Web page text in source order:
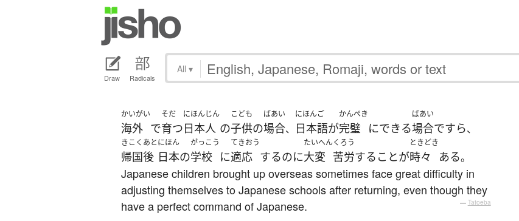
Draw Radicals
All ▾
かいがい
海外 で
そだ
育つ
にほんじん
日本人 の
こども
子供の
ばあい
場合、
にほんご
日本語が
かんぺき
完璧 にできる
ばあい
場合ですら、
きこく
帰国
あと
後
にほん
日本の
がっこう
学校 に
てきおう
適応 するのに
たいへん
大変
くろう
苦労する ことが
ときどき
時々 ある。
Japanese children brought up overseas sometimes face great difficulty in
adjusting themselves to Japanese schools after returning, even though they
have a perfect command of Japanese.
— Tatoeba